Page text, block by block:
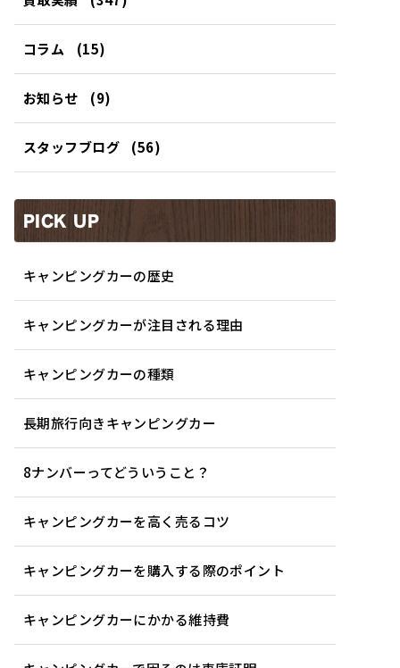
コラム (15)
お知らせ (9)
スタッフブログ (56)
PICK UP
キャンピングカーの歴史
キャンピングカーが注目される理由
キャンピングカーの種類
長期旅行向きキャンピングカー
8ナンバーってどういうこと？
キャンピングカーを高く売るコツ
キャンピングカーを購入する際のポイント
キャンピングカーにかかる維持費